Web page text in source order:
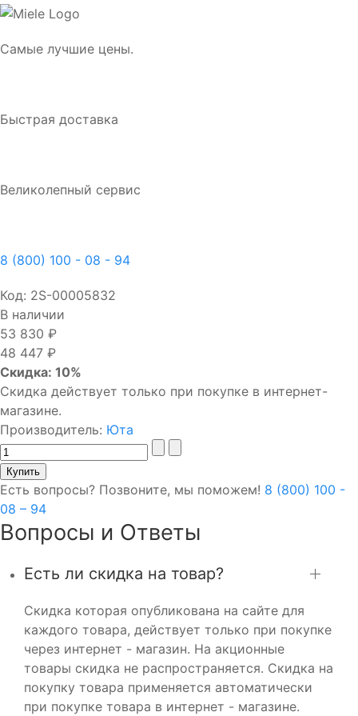
Самые лучшие цены.
Быстрая доставка
Великолепный сервис
8 (800) 100 - 08 - 94
Код: 2S-00005832
В наличии
53 830 ₽
48 447 ₽
Скидка: 10%
Скидка действует только при покупке в интернет-
магазине.
Производитель: Юта
Есть вопросы? Позвоните, мы поможем! 8 (800) 100 -
08 – 94
Вопросы и Ответы
Есть ли скидка на товар?
Скидка которая опубликована на сайте для
каждого товара, действует только при покупке
через интернет - магазин. На акционные
товары скидка не распространяется. Скидка на
покупку товара применяется автоматически
при покупке товара в интернет - магазине.